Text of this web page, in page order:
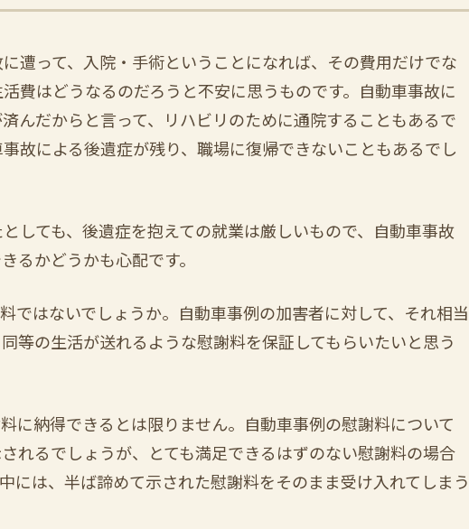
遭って、入院・手術ということになれば、その費用だけでな
費はどうなるのだろうと不安に思うものです。自動車事故に
んだからと言って、リハビリのために通院することもあるで
故による後遺症が残り、職場に復帰できないこともあるでし
しても、後遺症を抱えての就業は厳しいもので、自動車事故
るかどうかも心配です。
ではないでしょうか。自動車事例の加害者に対して、それ相当
等の生活が送れるような慰謝料を保証してもらいたいと思う
に納得できるとは限りません。自動車事例の慰謝料について
れるでしょうが、とても満足できるはずのない慰謝料の場合
には、半ば諦めて示された慰謝料をそのまま受け入れてしまう